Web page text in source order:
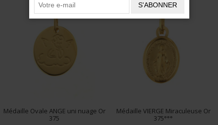
Médaille Ovale ANGE uni nuage Or
375
Médaille VIERGE Miraculeuse Or
375°°°
S'ABONNER